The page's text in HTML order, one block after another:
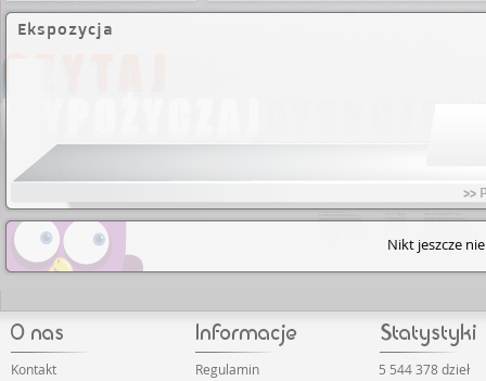
Ekspozycja
>>
Nikt jeszcze
Kontakt
Regulamin
5 544 378 dzieł